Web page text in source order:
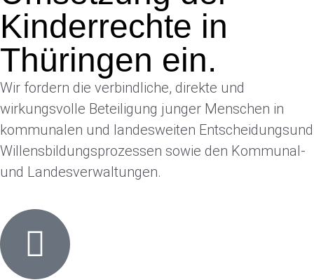
Kinderrechte in
Thüringen ein.
Wir fordern die verbindliche, direkte und
wirkungsvolle Beteiligung junger Menschen in
kommunalen und landesweiten Entscheidungsund
Willensbildungsprozessen sowie den Kommunal-
und Landesverwaltungen.